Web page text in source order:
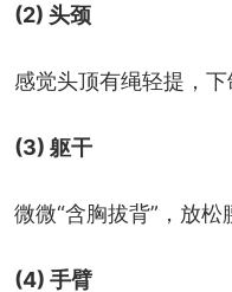
(2) 头颈
感觉头顶有绳轻提，下
(3) 躯干
微微“含胸拔背”，放松
(4) 手臂